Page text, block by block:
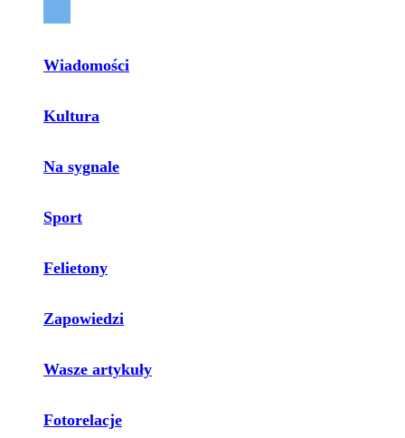
Wiadomości
Kultura
Na sygnale
Sport
Felietony
Zapowiedzi
Wasze artykuły
Fotorelacje